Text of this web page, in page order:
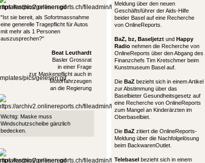
"Ist sie bereit, als Sofortmassnahme
eine generelle Tragepflicht für Autos
mit mehr als 1 Personen
auszusprechen?"
Beat Leuthardt
Basler Grossrat
in einer Frage
zur Maskenpflicht auch in
Motorfahrzeugen
an die Regierung
Wichtg: Maske muss
Windschutzscheibe gänzlich
bedecken.
Meldung über den neuen
Geschäftsführer der Aids-Hilfe
beider Basel auf eine Recherche
von OnlineReports.
BaZ, bz, Baseljetzt und Happy
Radio nehmen die Recherche von
OnlineReports über den Abgang des
Finanzchefs Tim Kretschmer beim
Kunstmuseum Basel auf.
Die BaZ bezieht sich in einem Artikel
zur Abstimmung über das
Baselbieter Gesundheitsgesetz auf
eine Recherche von OnlineReports
zum Mangel an Kinderärzten im
Oberbaselbiet.
Die BaZ zitiert die OnlineReports-
Meldung über die Nachfolgelösung
beim BackwarenOutlet.
Telebasel bezieht sich in einem